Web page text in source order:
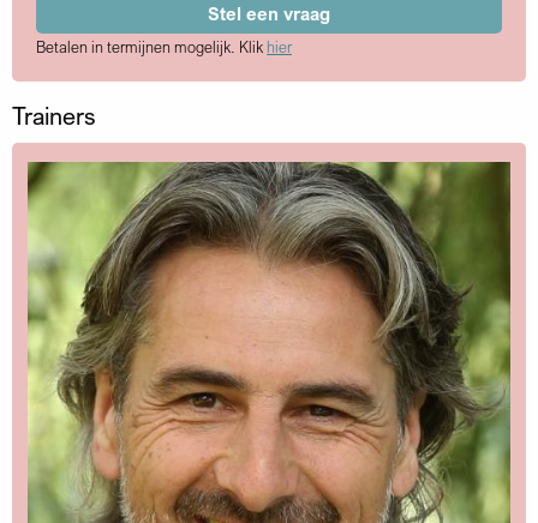
Stel een vraag
Betalen in termijnen mogelijk. Klik hier
Trainers